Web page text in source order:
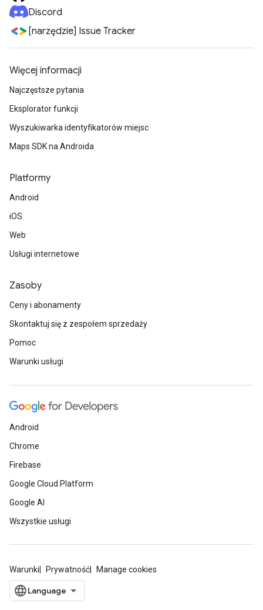
Discord
[narzędzie] Issue Tracker
Więcej informacji
Najczęstsze pytania
Eksplorator funkcji
Wyszukiwarka identyfikatorów miejsc
Maps SDK na Androida
Platformy
Android
iOS
Web
Usługi internetowe
Zasoby
Ceny i abonamenty
Skontaktuj się z zespołem sprzedaży
Pomoc
Warunki usługi
Android
Chrome
Firebase
Google Cloud Platform
Google AI
Wszystkie usługi
Warunki Prywatność Manage cookies